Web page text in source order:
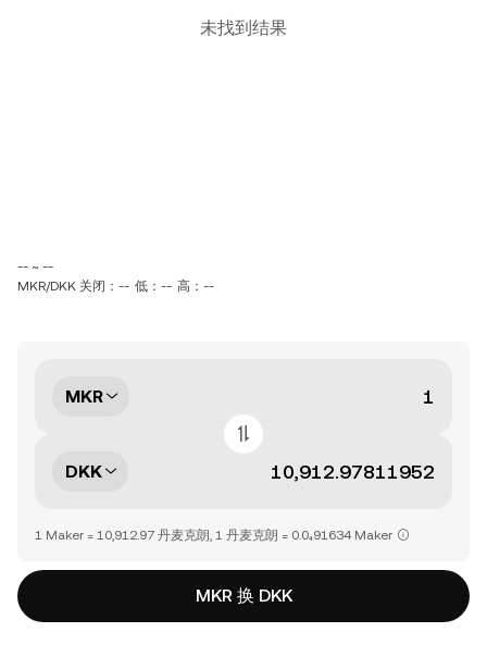
未找到结果
-- ~ --
MKR/DKK 关闭：-- 低：-- 高：--
MKR
DKK
1 Maker = 10,912.97 丹麦克朗, 1 丹麦克朗 = 0.0₄91634 Maker
MKR 换 DKK